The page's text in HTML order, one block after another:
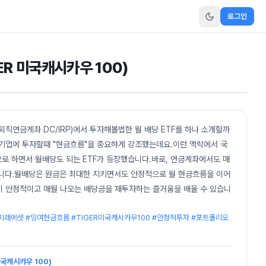
로그인
미국캐시카우 100)
직연금계좌 DC/IRP)에서 투자해볼법한 월 배당 ETF를 하나 소개할까
에 투자할때 "현금흐름"을 중요하게 강조했는데요.이런 맥락에서 국
하면서 월배당도 되는 ETF가 등장했습니다.바로, 연금계좌에서도 매
월배당은 원금은 최대한 지키면서도 안정적으로 월 현금흐름을 이어
정적이고 매월 나오는 배당금을 재투자하는 즐거움을 배울 수 있습니
에셋 #잉여현금흐름 #TIGER미국캐시카우100 #안정적투자 #포트폴리오
캐시카우 100)